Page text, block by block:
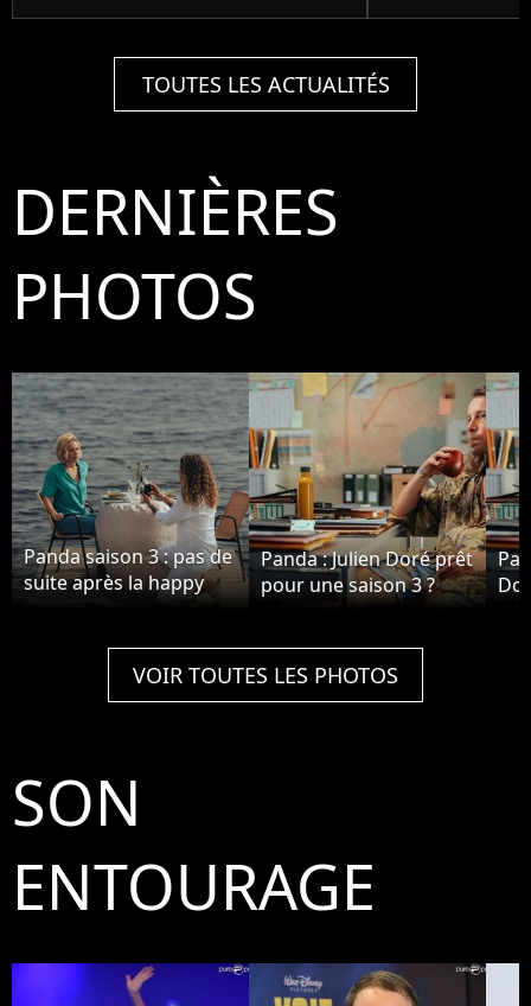
TOUTES LES ACTUALITÉS
DERNIÈRES
PHOTOS
Panda saison 3 : pas de
suite après la happy
Panda : Julien Doré prêt
pour une saison 3 ?
VOIR TOUTES LES PHOTOS
SON
ENTOURAGE